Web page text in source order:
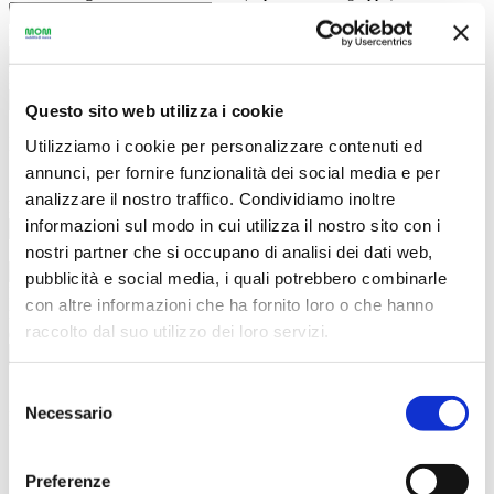
Questo sito web utilizza i cookie
Utilizziamo i cookie per personalizzare contenuti ed
annunci, per fornire funzionalità dei social media e per
analizzare il nostro traffico. Condividiamo inoltre
informazioni sul modo in cui utilizza il nostro sito con i
nostri partner che si occupano di analisi dei dati web,
pubblicità e social media, i quali potrebbero combinarle
con altre informazioni che ha fornito loro o che hanno
raccolto dal suo utilizzo dei loro servizi.
delNecessario
Preferenze
Recapito telefonico *:
Informazioni sul gruppo
Numero totale partecipanti *:
Scuola/associazione/organizzazione di appartenenza *:
Indicare il numero di eventuali viaggiatori con ridotte capacità
motoria
(si informa che gli autobus sono omologati per il trasporto di max 1 carrozzina)
Informazioni sul viaggio richiesto